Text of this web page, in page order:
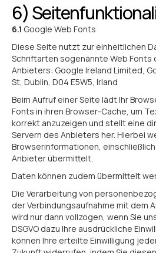
6)
6.1 Google Web Fonts
Diese Seite nutzt zur einheitlichen
Schriftarten sogenannte Web Fonts
Anbieters: Google Ireland Limited,
St, Dublin, D04 E5W5, Irland
Beim Aufruf einer Seite lädt Ihr
Fonts in ihren Browser-Cache, um
korrekt anzuzeigen und stellt eine
Servern des Anbieters her. Hierbei
Browserinformationen,
Anbieter übermittelt.
Daten können zudem übermittelt
Die Verarbeitung von
der Verbindungsaufnahme mit dem
wird nur dann vollzogen, wenn Sie
DSGVO dazu Ihre ausdrückliche
können Ihre erteilte Einwilligung